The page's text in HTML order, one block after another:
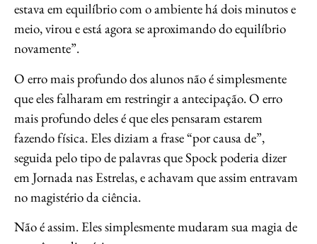
estava em equilíbrio com o ambiente há dois minutos e
meio, virou e está agora se aproximando do equilíbrio
novamente”.
O erro mais profundo dos alunos não é simplesmente
que eles falharam em restringir a antecipação. O erro
mais profundo deles é que eles pensaram estarem
fazendo física. Eles diziam a frase “por causa de”,
seguida pelo tipo de palavras que Spock poderia dizer
em Jornada nas Estrelas, e achavam que assim entravam
no magistério da ciência.
Não é assim. Eles simplesmente mudaram sua magia de